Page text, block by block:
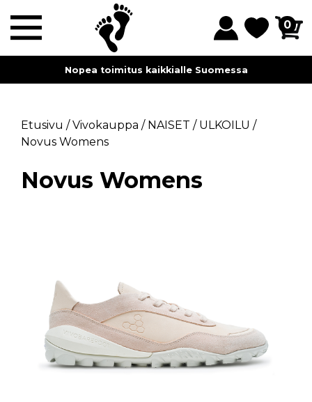
0
Nopea toimitus kaikkialle Suomessa
Etusivu /Vivokauppa / NAISET / ULKOILU /
Novus Womens
Novus Womens